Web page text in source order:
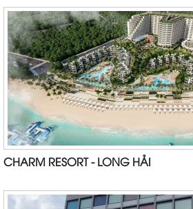
CHARM RESORT - LONG HẢI